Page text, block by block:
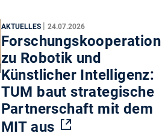
AKTUELLES | 24.07.2026
Forschungskooperation
zu Robotik und
Künstlicher Intelligenz:
TUM baut strategische
Partnerschaft mit dem
MIT aus